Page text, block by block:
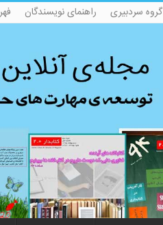
گروه سردبیری راهنمای نویسندگان